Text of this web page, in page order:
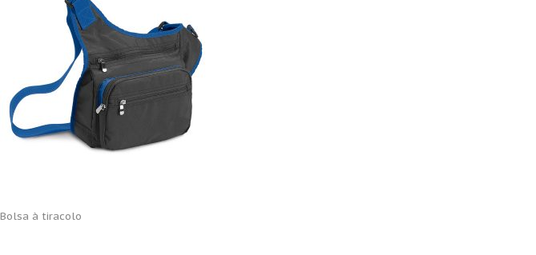
Bolsa à tiracolo